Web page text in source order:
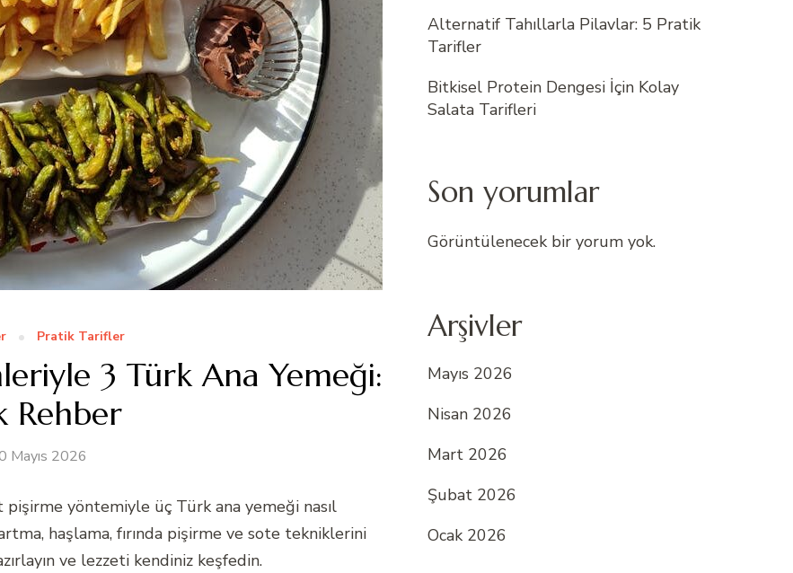
Pratik Tarifler
3 Türk Ana Yemeği:
Rehber
Mayıs 2026
yöntemiyle üç Türk ana yemeği nasıl
haşlama, fırında pişirme ve sote tekniklerini
ve lezzeti kendiniz keşfedin.
Alternatif Tahıllarla Pilavlar: 5 Pratik
Tarifler
Bitkisel Protein Dengesi İçin Kolay
Salata Tarifleri
Son yorumlar
Görüntülenecek bir yorum yok.
Arşivler
Mayıs 2026
Nisan 2026
Mart 2026
Şubat 2026
Ocak 2026